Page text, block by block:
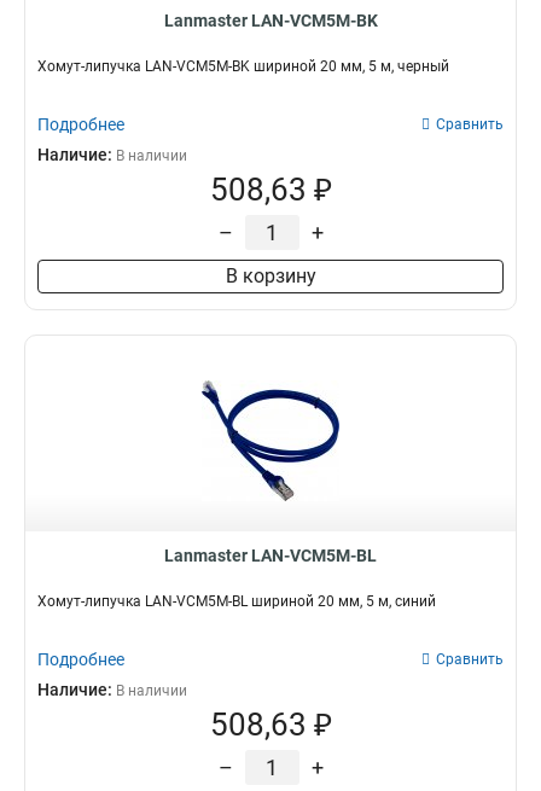
Lanmaster LAN-VCM5M-BK
Хомут-липучка LAN-VCM5M-BK шириной 20 мм, 5 м, черный
Подробнее Сравнить
Наличие: В наличии
508,63 ₽
– +
В корзину
Lanmaster LAN-VCM5M-BL
Хомут-липучка LAN-VCM5M-BL шириной 20 мм, 5 м, синий
Подробнее Сравнить
Наличие: В наличии
508,63 ₽
– +